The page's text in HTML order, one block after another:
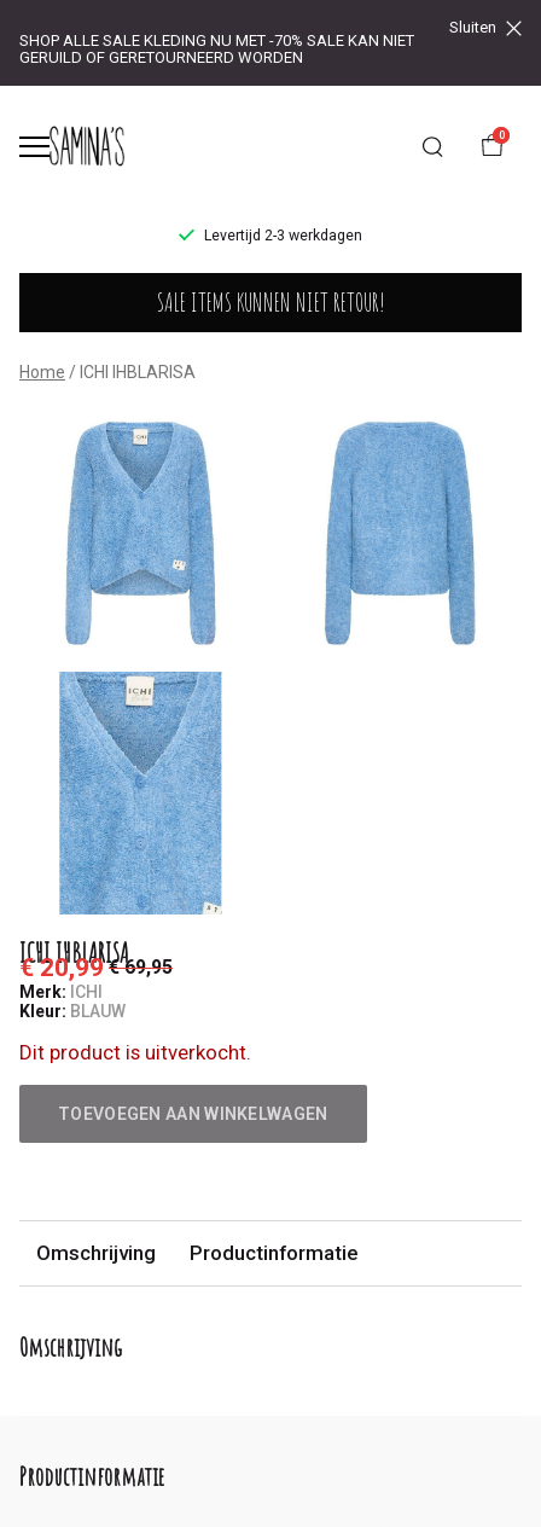
SHOP ALLE SALE KLEDING NU MET -70% SALE KAN NIET
GERUILD OF GERETOURNEERD WORDEN
Sluiten
0
Levertijd 2-3 werkdagen
ICHI
IHBLARISA
Saminas
SALE ITEMS KUNNEN NIET RETOUR!
Home ICHI IHBLARISA
ICHI IHBLARISA
€ 20,99 € 69,95
Merk: ICHI
Kleur: BLAUW
Dit product is uitverkocht.
TOEVOEGEN AAN WINKELWAGEN
Omschrijving Productinformatie
Omschrijving
Productinformatie